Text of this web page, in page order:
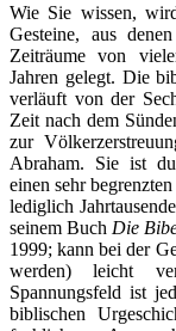
Wie Sie wissen,
Gesteine, aus
Zeiträume von
Jahren gelegt. Die
verläuft von der
Zeit nach dem
zur
Abraham. Sie ist
einen sehr
lediglich
seinem Buch Die
1999; kann bei der
werden) leicht
Spannungsfeld ist
biblischen